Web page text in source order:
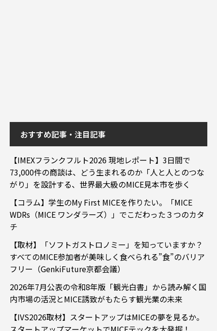
おすすめ記事・注目記事
【IMEXフランクフルト2026 現地レポート】3日間で
73,000件の商談は、どう生まれるのか「人と人とのつな
がり」を設計する、世界最大級のMICE見本市を歩く
【コラム】学生のMy First MICEを作りたい。「MICE
WDRs（MICE ワンダラーズ）」でこだわった３つのカタ
チ
【取材】「ソフトガストロノミー」を知っていますか？
すべてのMICE参加者が美味しく食べられる”食”のバリア
フリー（GenkiFuture京都会議）
2026年7月公表の令和8年版「観光白書」から読み解く国
内市場の活況とMICE誘致がもたらす観光業の未来
【IVS2026取材】スタートアップはMICEの夢を見るか。